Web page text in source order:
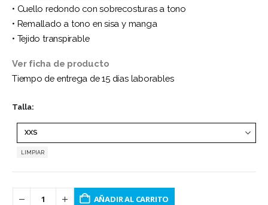
• Cuello redondo con sobrecosturas a tono
• Remallado a tono en sisa y manga
• Tejido transpirable
Ver ficha de producto
Tiempo de entrega de 15 días laborables
Talla
LIMPIAR
AÑADIR AL CARRITO